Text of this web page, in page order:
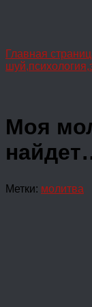
Главная
Моя
Метки: молитва